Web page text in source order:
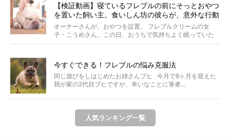
【検証動画】寝ているフレブルの前にそっとおやつ
を置いた飼い主。食いしん坊の彼らが、意外な行動
に出た！
オーナーさんが、おやつを設置。 フレブルクリームの女
子・こうめさん。この日、おうちで気持ちよく眠っていた
ところ...
今すぐできる！フレブルの悩み克服法
同じ遊びをしはじめたお姉さんブヒ 今月で8ヶ月を迎えた
我が家の2代目ブヒですが、幸いなことに筆者...
人気ランキング一覧